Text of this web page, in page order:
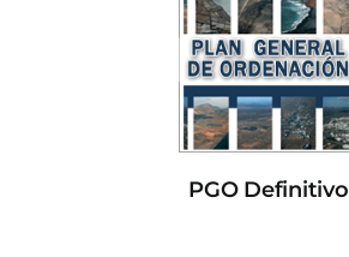
PGO Definitivo